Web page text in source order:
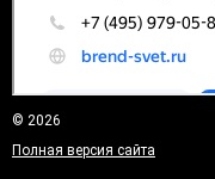
© 2026
Полная версия сайта